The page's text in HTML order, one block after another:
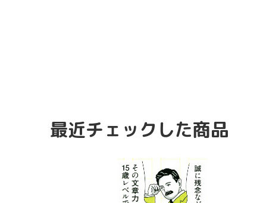
最近チェックした商品